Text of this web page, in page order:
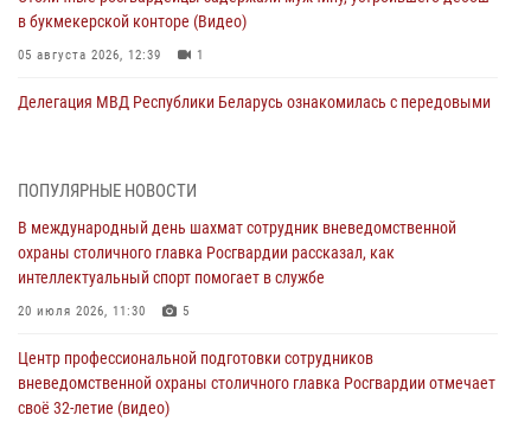
в букмекерской конторе (Видео)
05 августа 2026, 12:39 1
Делегация МВД Республики Беларусь ознакомилась с передовыми
управления Росгвардии по городу Москве заняли первое место в
чемпионате столичного главка ведомства по самбо и боевому
самбо (ВИДЕО)
04 августа 2026, 14:00
В Москве росгвардейцы задержали подозреваемого в нападении
на охранника торгового центра (видео)
04 августа 2026, 08:00
ПОПУЛЯРНЫЕ НОВОСТИ
В международный день шахмат сотрудник вневедомственной
охраны столичного главка Росгвардии рассказал, как
интеллектуальный спорт помогает в службе
20 июля 2026, 11:30 5
Центр профессиональной подготовки сотрудников
вневедомственной охраны столичного главка Росгвардии отмечает
своё 32-летие (видео)